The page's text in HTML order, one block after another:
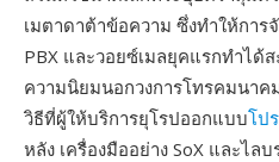
เมตาดาต้าข้อความ ซึ่งทำให้กา
PBX และวอยซ์เมลยุคแรกทำได้
ความนิยมนอกวงการโทรคมนา
วิธีที่ผู้ให้บริการยุโรปออกแบบโป
หลัง เครื่องมืออย่าง SoX และไล